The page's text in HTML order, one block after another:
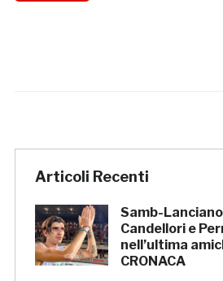
Articoli Recenti
Samb-
Candellori e
nell’ultima
CRONACA